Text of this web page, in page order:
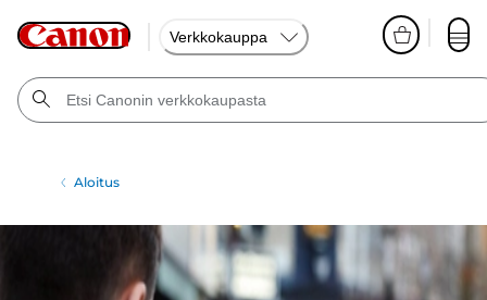
Verkkokauppa
Aloitus